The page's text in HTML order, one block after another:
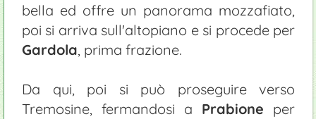
bella ed offre un panorama mozzafiato,
poi si arriva sull'altopiano e si procede per
Gardola, prima frazione.
Da qui, poi si può proseguire verso
Tremosine, fermandosi a Prabione per